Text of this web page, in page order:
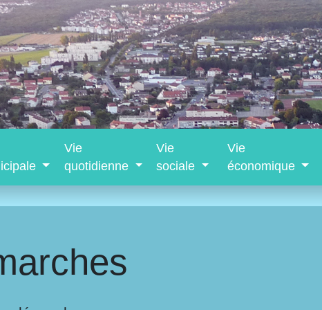
Vie
quotidienne
Vie
sociale
Vie
économique